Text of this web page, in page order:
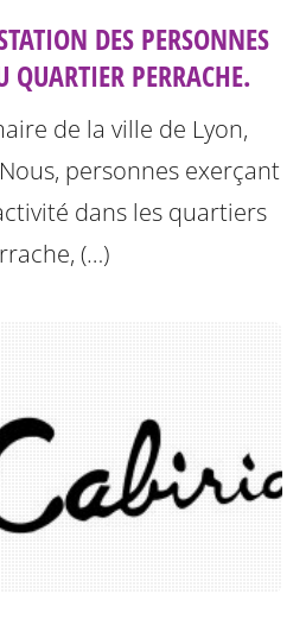
DES PERSONNES
QUARTIER PERRACHE.
de la ville de Lyon,
Nous, personnes exerçant
dans les quartiers
(…)